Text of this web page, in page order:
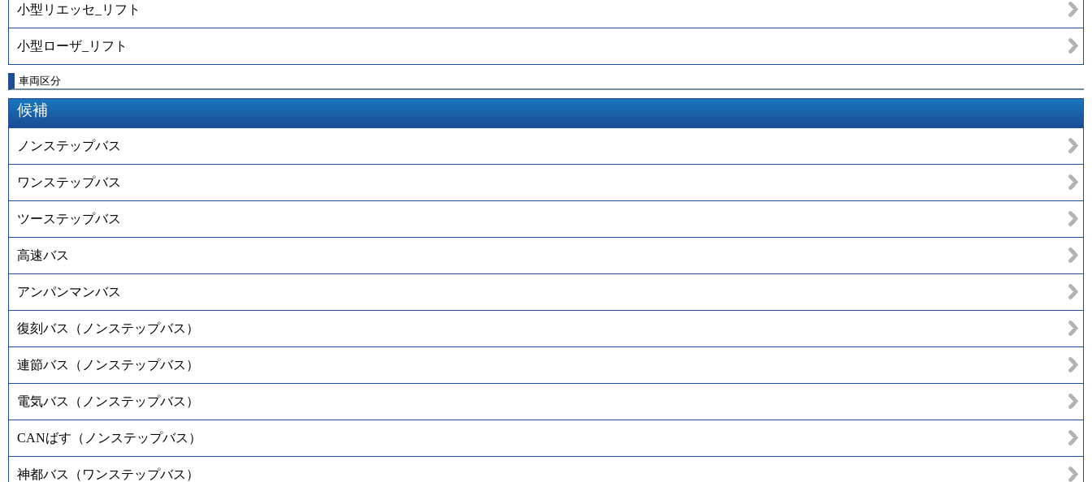
小型リエッセ_リフト
小型ローザ_リフト
車両区分
候補
ノンステップバス
ワンステップバス
ツーステップバス
高速バス
アンパンマンバス
復刻バス（ノンステップバス）
連節バス（ノンステップバス）
電気バス（ノンステップバス）
CANばす（ノンステップバス）
神都バス（ワンステップバス）